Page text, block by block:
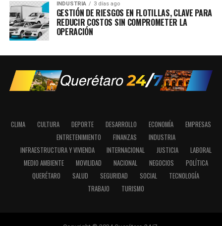
INDUSTRIA 3 días ago
GESTIÓN DE RIESGOS EN FLOTILLAS, CLAVE PARA
REDUCIR COSTOS SIN COMPROMETER LA
OPERACIÓN
CLIMA CULTURA DEPORTE DESARROLLO ECONOMÍA
EMPRESAS
ENTRETENIMIENTO
FINANZAS
INDUSTRIA
INFRAESTRUCTURA Y VIVIENDA
INTERNACIONAL JUSTICIA
LABORAL
MEDIO AMBIENTE
MOVILIDAD NACIONAL NEGOCIOS
POLÍTICA
QUERÉTARO
SALUD SEGURIDAD SOCIAL
TECNOLOGÍA
TRABAJO
TURISMO